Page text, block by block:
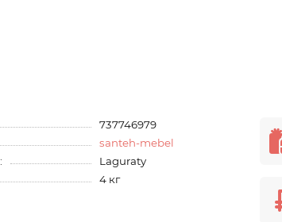
737746979
santeh-mebel
Laguraty
4 кг